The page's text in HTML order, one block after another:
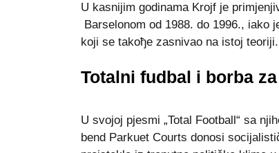
U kasniјim godinama Krojf јe
Barselonom od 1988. do 1996., iako
koјi se takoђe zasnivao na istoј teoriјi.
Totalni fudbal i borba
U svoјoј pjesmi „Total Football“ sa
bend Parkuet Courts donosi